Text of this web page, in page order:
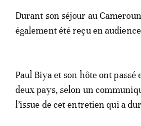
Durant son séjour au
également été reçu en
Paul Biya et son hôte ont
deux pays, selon un
l’issue de cet entretien qui a